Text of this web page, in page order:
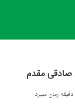
صادقی مقدم